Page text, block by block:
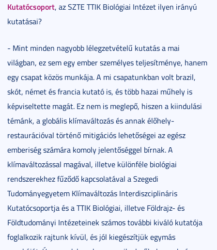
Kutatócsoport, az SZTE TTIK Biológiai Intézet ilyen irányú
kutatásai?
- Mint minden nagyobb lélegzetvételű kutatás a mai
világban, ez sem egy ember személyes teljesítménye, hanem
egy csapat közös munkája. A mi csapatunkban volt brazil,
skót, német és francia kutató is, és több hazai műhely is
képviseltette magát. Ez nem is meglepő, hiszen a kiindulási
témánk, a globális klímaváltozás és annak élőhely-
restaurációval történő mitigációs lehetőségei az egész
emberiség számára komoly jelentőséggel bírnak. A
klímaváltozással magával, illetve különféle biológiai
rendszerekhez fűződő kapcsolatával a Szegedi
Tudományegyetem Klímaváltozás Interdiszciplináris
Kutatócsoportja és a TTIK Biológiai, illetve Földrajz- és
Földtudományi Intézeteinek számos további kiváló kutatója
foglalkozik rajtunk kívül, és jól kiegészítjük egymás